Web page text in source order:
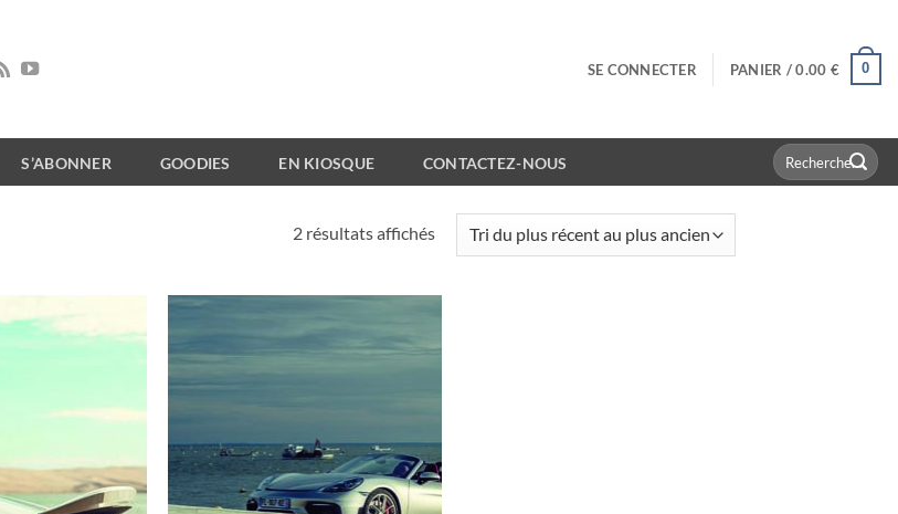
SE CONNECTER PANIER /0.00 € 0
S’ABONNER GOODIES EN KIOSQUE CONTACTEZ-NOUS
Recherche
pour :
2 résultats affichésTrié